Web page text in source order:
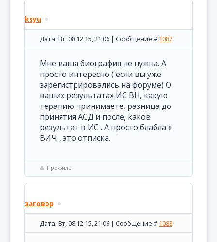
ksyu
Дата: Вт, 08.12.15, 21:06 | Сообщение # 1087
Мне ваша биография не нужна. А
просто интересно ( если вы уже
зарегистрировались на форуме) О
ваших результатах ИС ВН, какую
терапию принимаете, разница до
принятия АСД и после, каков
результат в ИС . А просто блабла я
ВИЧ , это отписка.
Профиль
заговор
Дата: Вт, 08.12.15, 21:06 | Сообщение # 1088